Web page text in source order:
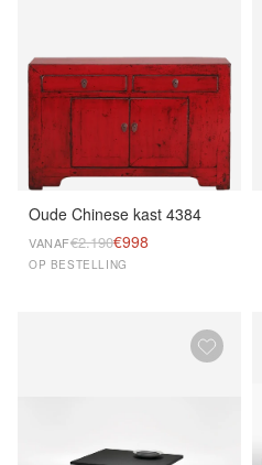
Oude Chinese kast 4384
VANAF€2.190€998
OP BESTELLING